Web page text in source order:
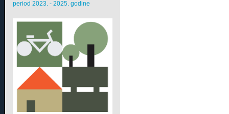
period 2023. - 2025. godine